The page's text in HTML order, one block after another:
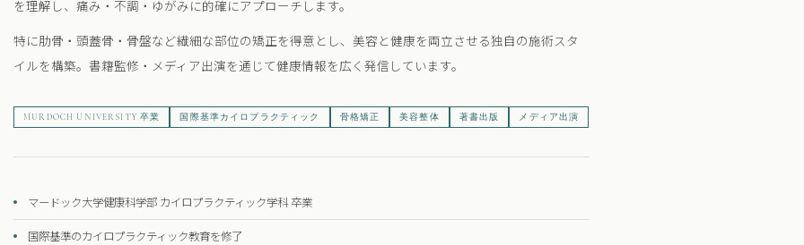
を理解し、痛み・不調・ゆがみに的確にアプローチします。
特に肋骨・頭蓋骨・骨盤など繊細な部位の矯正を得意とし、美容と健康を両立させる独自の施術スタ
イルを構築。書籍監修・メディア出演を通じて健康情報を広く発信しています。
MURDOCH UNIVERSITY 卒業 国際基準カイロプラクティック 骨格矯正 美容整体 著書出版 メディア出演
マードック大学健康科学部 カイロプラクティック学科 卒業
国際基準のカイロプラクティック教育を修了